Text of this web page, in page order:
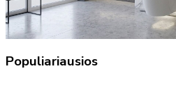
Populiariausios